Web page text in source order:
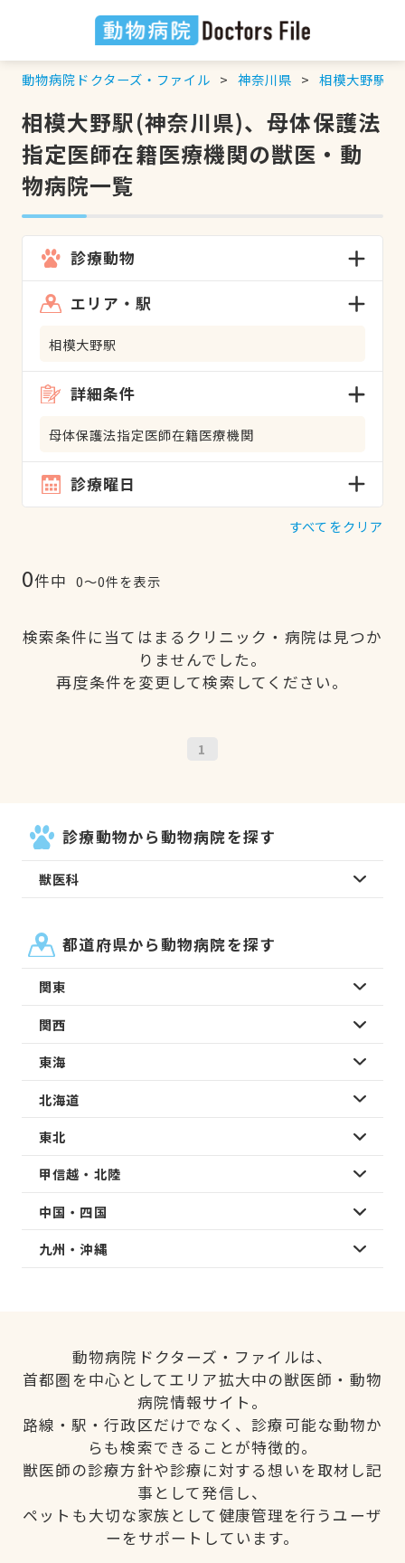
動物病院ドクターズ・ファイル 神奈川県 相模大野駅
相模大野駅(神奈川県)、母体保護法
指定医師在籍医療機関の獣医・動
物病院一覧
診療動物
エリア・駅
相模大野駅
詳細条件
母体保護法指定医師在籍医療機関
診療曜日
すべてをクリア
0件中 0〜0件を表示
検索条件に当てはまるクリニック・病院は見つか
りませんでした。
再度条件を変更して検索してください。
1
診療動物から動物病院を探す
獣医科
都道府県から動物病院を探す
関東
関西
東海
北海道
東北
甲信越・北陸
中国・四国
九州・沖縄
動物病院ドクターズ・ファイルは、
首都圏を中心としてエリア拡大中の獣医師・動物
病院情報サイト。
路線・駅・行政区だけでなく、診療可能な動物か
らも検索できることが特徴的。
獣医師の診療方針や診療に対する想いを取材し記
事として発信し、
ペットも大切な家族として健康管理を行うユーザ
ーをサポートしています。